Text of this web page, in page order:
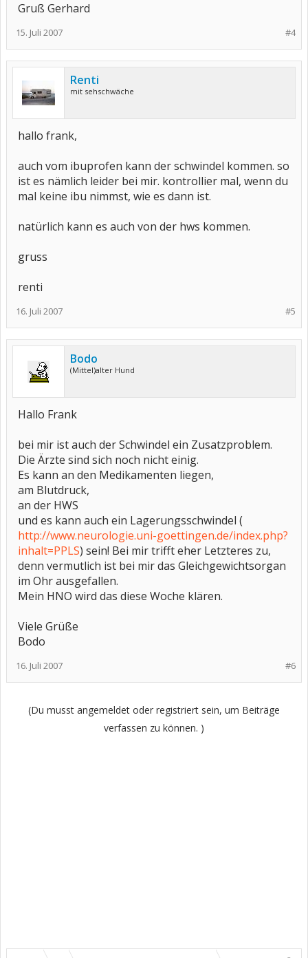
Gruß Gerhard
#4
15. Juli 2007
Renti
mit sehschwäche
hallo frank,
auch vom ibuprofen kann der schwindel kommen. so
ist es nämlich leider bei mir. kontrollier mal, wenn du
mal keine ibu nimmst, wie es dann ist.
natürlich kann es auch von der hws kommen.
gruss
renti
#5
16. Juli 2007
Bodo
(Mittel)alter Hund
Hallo Frank
bei mir ist auch der Schwindel ein Zusatzproblem.
Die Ärzte sind sich noch nicht einig.
Es kann an den Medikamenten liegen,
am Blutdruck,
an der HWS
und es kann auch ein Lagerungsschwindel (
http://www.neurologie.uni-goettingen.de/index.php?
inhalt=PPLS) sein! Bei mir trifft eher Letzteres zu,
denn vermutlich ist bei mir das Gleichgewichtsorgan
im Ohr ausgefallen.
Mein HNO wird das diese Woche klären.
Viele Grüße
Bodo
#6
16. Juli 2007
(Du musst angemeldet oder registriert sein, um Beiträge
verfassen zu können. )